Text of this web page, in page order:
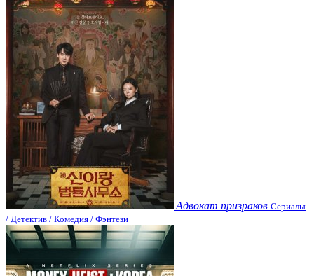
Адвокат призраков Сериалы
/ Детектив / Комедия / Фэнтези